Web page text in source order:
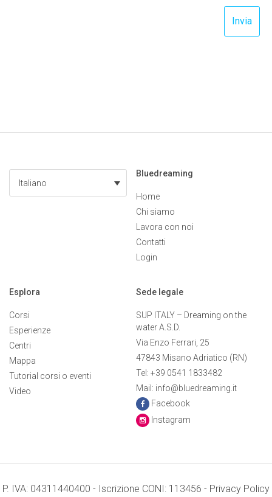
Italiano
Bluedreaming
Home
Chi siamo
Lavora con noi
Contatti
Login
Esplora
Corsi
Esperienze
Centri
Mappa
Tutorial corsi o eventi
Video
Sede legale
SUP ITALY – Dreaming on the
water A.S.D.
Via Enzo Ferrari, 25
47843 Misano Adriatico (RN)
Tel: +39 0541 1833482
Mail: info@bluedreaming.it
Facebook
Instagram
P. IVA: 04311440400 - Iscrizione CONI: 113456 - Privacy Policy